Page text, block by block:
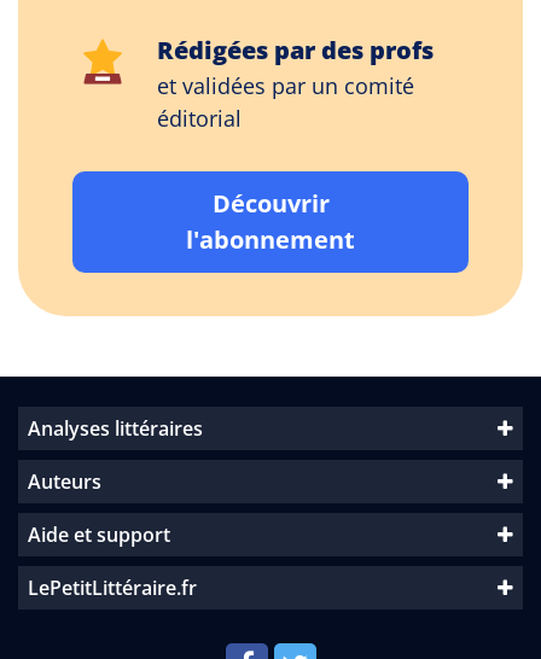
Rédigées par des profs
et validées par un comité
éditorial
Découvrir
l'abonnement
Analyses littéraires
Auteurs
Aide et support
LePetitLittéraire.fr